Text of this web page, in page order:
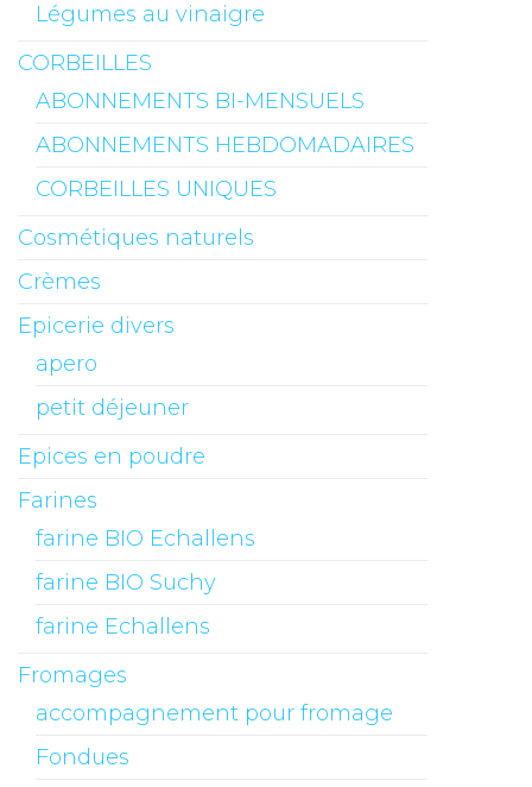
Légumes au vinaigre
CORBEILLES
ABONNEMENTS BI-MENSUELS
ABONNEMENTS HEBDOMADAIRES
CORBEILLES UNIQUES
Cosmétiques naturels
Crèmes
Epicerie divers
apero
petit déjeuner
Epices en poudre
Farines
farine BIO Echallens
farine BIO Suchy
farine Echallens
Fromages
accompagnement pour fromage
Fondues